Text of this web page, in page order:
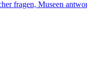
fragen, Museen